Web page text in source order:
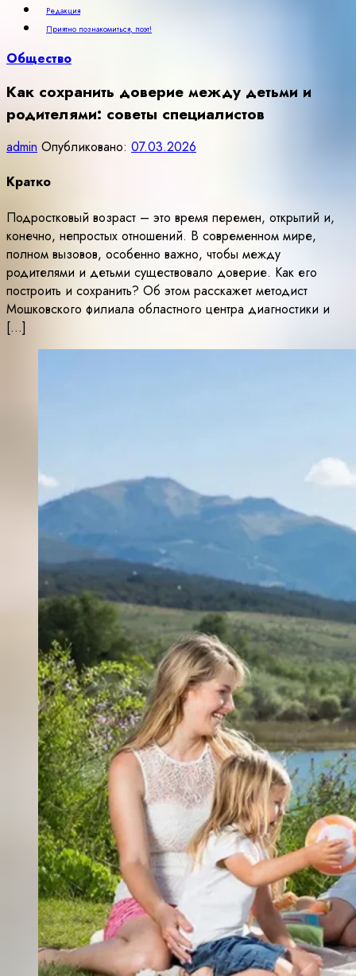
Редакция
Приятно познакомиться, поэт!
Общество
Как сохранить доверие между детьми и
родителями: советы специалистов
admin Опубликовано: 07.03.2026
Кратко
Подростковый возраст – это время перемен, открытий и,
конечно, непростых отношений. В современном мире,
полном вызовов, особенно важно, чтобы между
родителями и детьми существовало доверие. Как его
построить и сохранить? Об этом расскажет методист
Мошковского филиала областного центра диагностики и
[…]